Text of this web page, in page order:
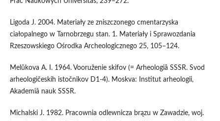
Ligoda J. 2004. Materiały ze zniszczonego cmentarzyska
ciałopalnego w Tarnobrzegu stan. 1. Materiały i Sprawozdania
Rzeszowskiego Ośrodka Archeologicznego 25, 105–124.
Melŭkova A. I. 1964. Vooruženie skifov (= Arheologiȃ SSSR. Svod
arheologičeskih istočnikov D1-4). Moskva: Institut arheologii,
Akademiâ nauk SSSR.
Michalski J. 1982. Pracownia odlewnicza brązu w Zawadzie, woj.